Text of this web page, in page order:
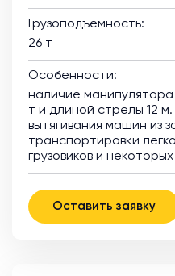
Грузоподъемность:
26 т
Особенности:
наличие манипулятора
т и длиной стрелы 12
вытягивания машин из
транспортировки
грузовиков и
Оставить заявку